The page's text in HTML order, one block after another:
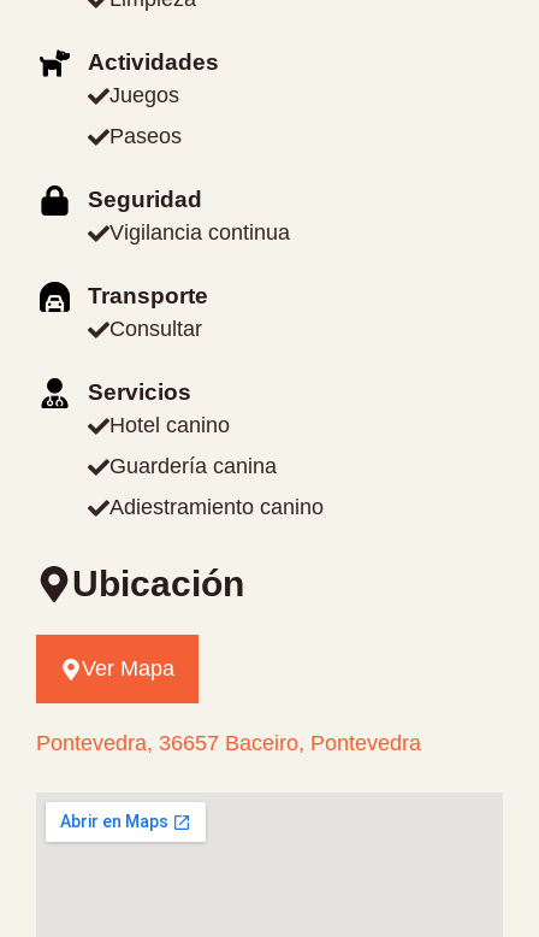
Actividades
Juegos
Paseos
Seguridad
Vigilancia continua
Transporte
Consultar
Servicios
Hotel canino
Guardería canina
Adiestramiento canino
Ubicación
Ver Mapa
Pontevedra, 36657 Baceiro, Pontevedra